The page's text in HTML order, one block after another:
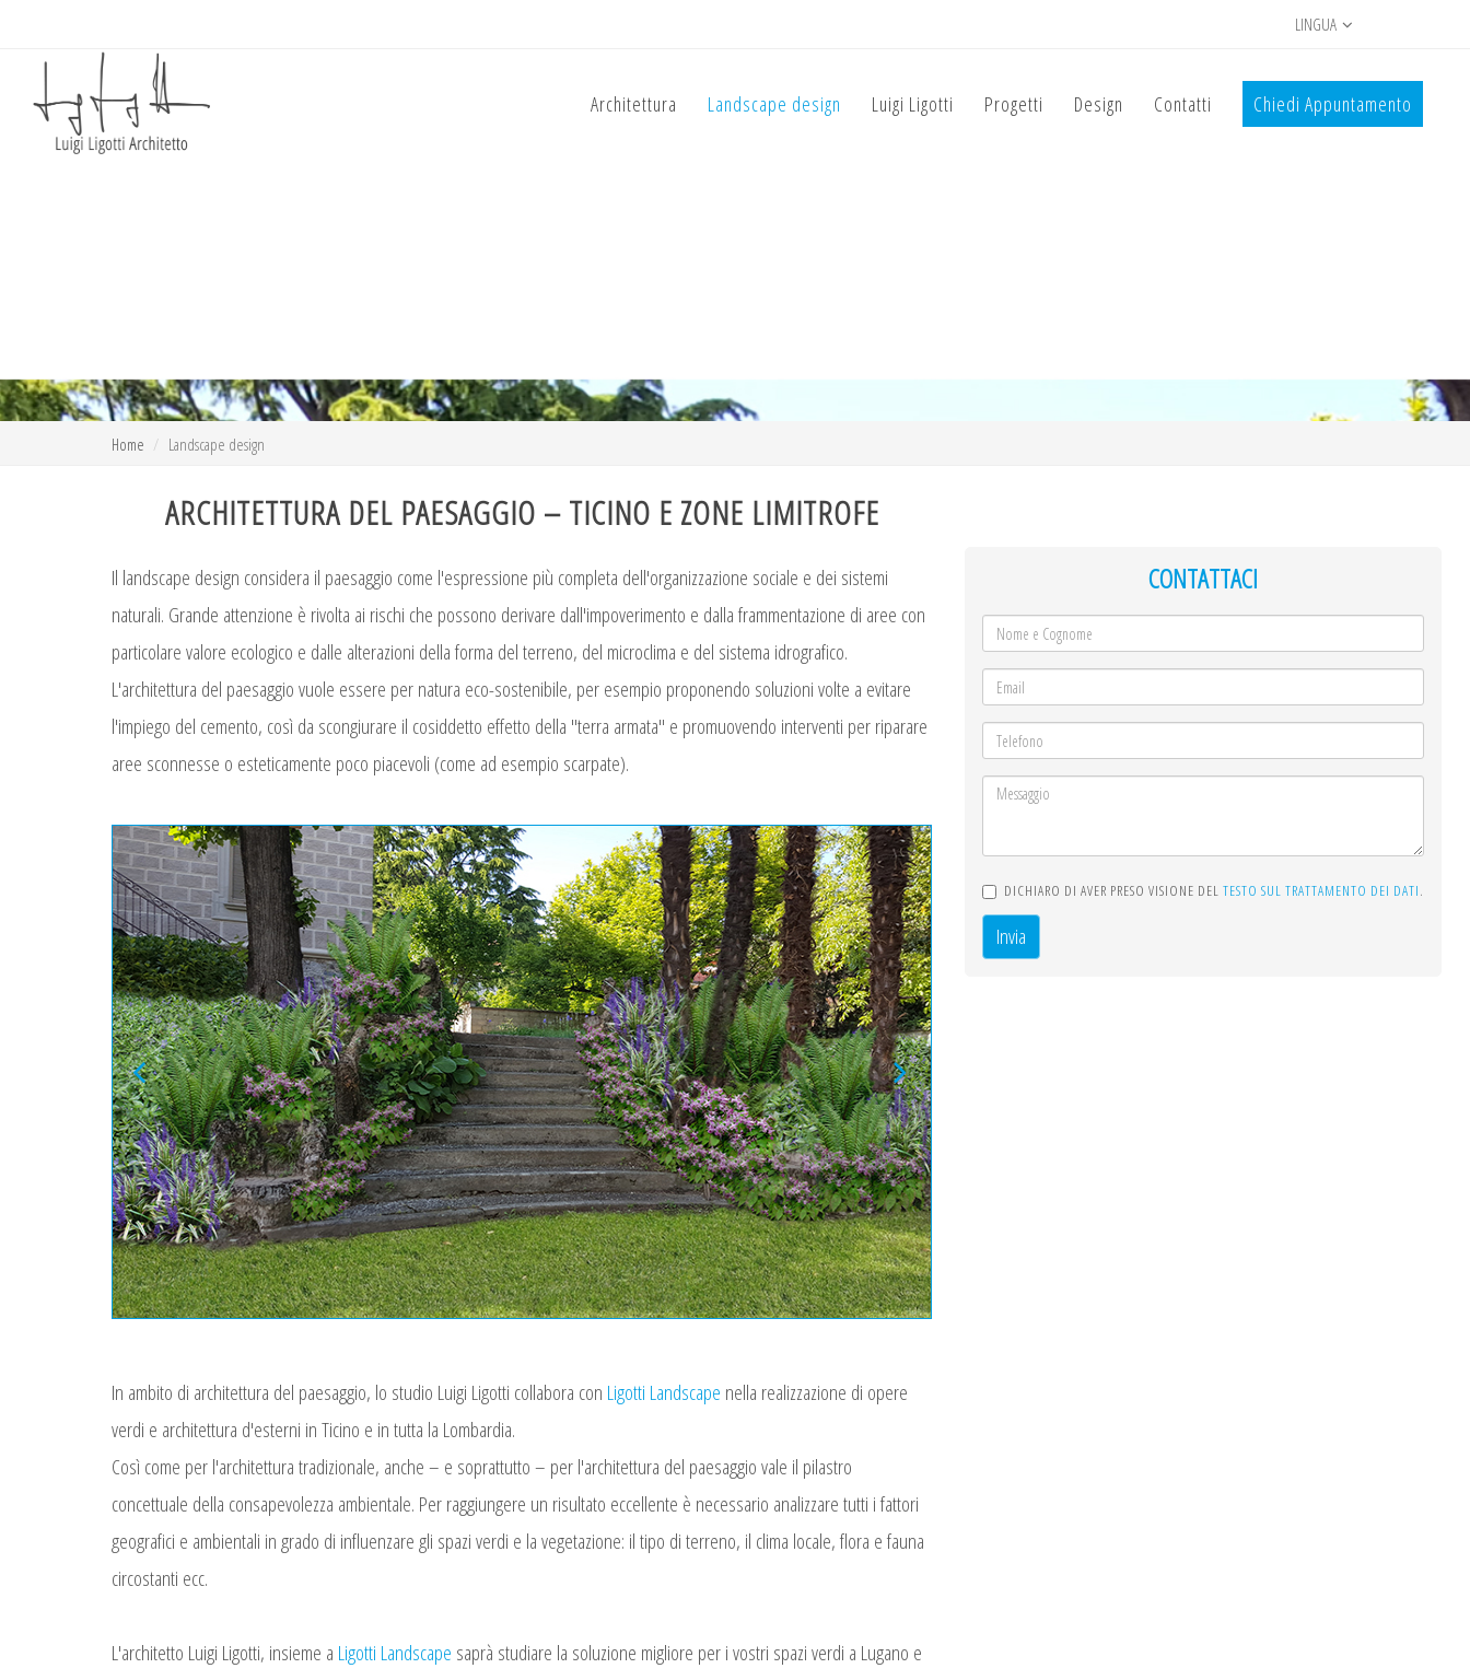
LINGUA
Architettura Landscape design Luigi Ligotti Progetti Design Contatti Chiedi Appuntamento
Home Landscape design
ARCHITETTURA DEL PAESAGGIO – TICINO E ZONE LIMITROFE
Il landscape design considera il paesaggio come l'espressione più completa dell'organizzazione sociale e dei sistemi
naturali. Grande attenzione è rivolta ai rischi che possono derivare dall'impoverimento e dalla frammentazione di aree con
particolare valore ecologico e dalle alterazioni della forma del terreno, del microclima e del sistema idrografico.
L'architettura del paesaggio vuole essere per natura eco-sostenibile, per esempio proponendo soluzioni volte a evitare
l'impiego del cemento, così da scongiurare il cosiddetto effetto della "terra armata" e promuovendo interventi per riparare
aree sconnesse o esteticamente poco piacevoli (come ad esempio scarpate).
In ambito di architettura del paesaggio, lo studio Luigi Ligotti collabora con Ligotti Landscape nella realizzazione di opere
verdi e architettura d'esterni in Ticino e in tutta la Lombardia.
Così come per l'architettura tradizionale, anche – e soprattutto – per l'architettura del paesaggio vale il pilastro
concettuale della consapevolezza ambientale. Per raggiungere un risultato eccellente è necessario analizzare tutti i fattori
geografici e ambientali in grado di influenzare gli spazi verdi e la vegetazione: il tipo di terreno, il clima locale, flora e fauna
circostanti ecc.
L'architetto Luigi Ligotti, insieme a Ligotti Landscape saprà studiare la soluzione migliore per i vostri spazi verdi a Lugano e
CONTATTACI
DICHIARO DI AVER PRESO VISIONE DEL TESTO SUL TRATTAMENTO DEI DATI.
Invia